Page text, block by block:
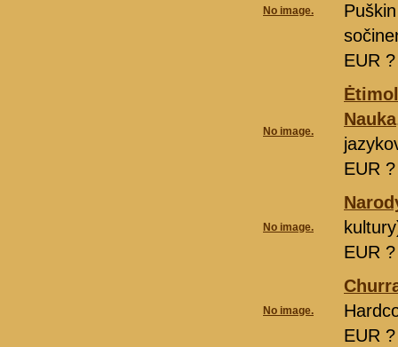
No image.
EUR
No image.
Nauka
EUR
No image.
EUR
No image.
EUR